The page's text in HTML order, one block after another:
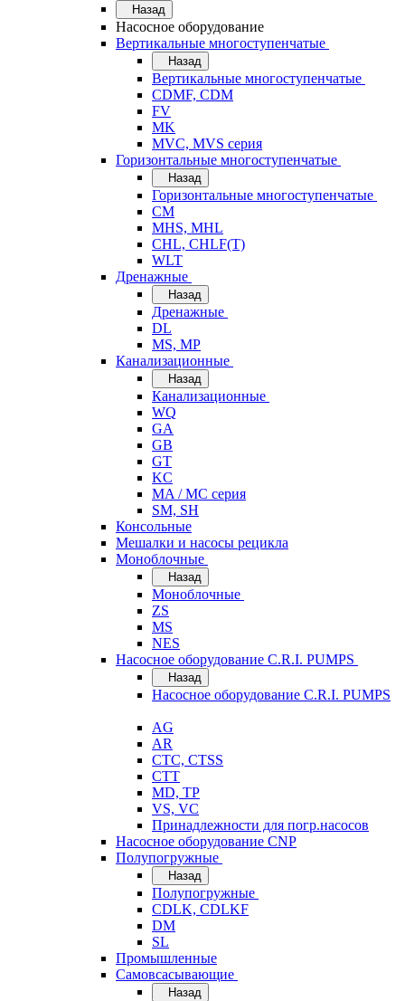
Назад
Насосное оборудование
Вертикальные многоступенчатые
Назад
Вертикальные многоступенчатые
CDMF, CDM
FV
MK
MVC, MVS серия
Горизонтальные многоступенчатые
Назад
Горизонтальные многоступенчатые
CM
MHS, MHL
CHL, CHLF(T)
WLT
Дренажные
Назад
Дренажные
DL
MS, MP
Канализационные
Назад
Канализационные
WQ
GA
GB
GT
KC
MA / MC серия
SM, SH
Консольные
Мешалки и насосы рецикла
Моноблочные
Назад
Моноблочные
ZS
MS
NES
Насосное оборудование C.R.I. PUMPS
Назад
Насосное оборудование C.R.I. PUMPS
AG
AR
CTC, CTSS
CTT
MD, TP
VS, VC
Принадлежности для погр.насосов
Насосное оборудование CNP
Полупогружные
Назад
Полупогружные
CDLK, CDLKF
DM
SL
Промышленные
Самовсасывающие
Назад